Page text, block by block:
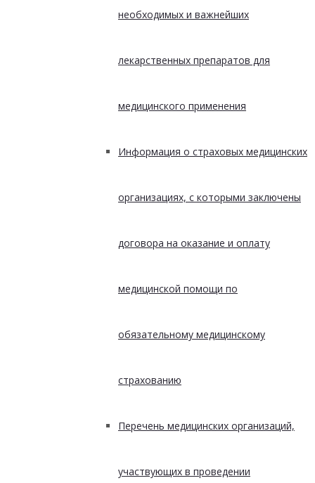
необходимых и важнейших
лекарственных препаратов для
медицинского применения
Информация о страховых медицинских
организациях, с которыми заключены
договора на оказание и оплату
медицинской помощи по
обязательному медицинскому
страхованию
Перечень медицинских организаций,
участвующих в проведении